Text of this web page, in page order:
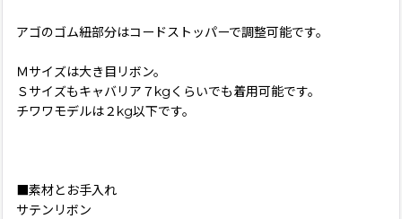
アゴのゴム紐部分はコードストッパーで調整可能です。
Ｍサイズは大き目リボン。
Ｓサイズもキャバリア７kgくらいでも着用可能です。
チワワモデルは２kg以下です。
■素材とお手入れ
サテンリボン